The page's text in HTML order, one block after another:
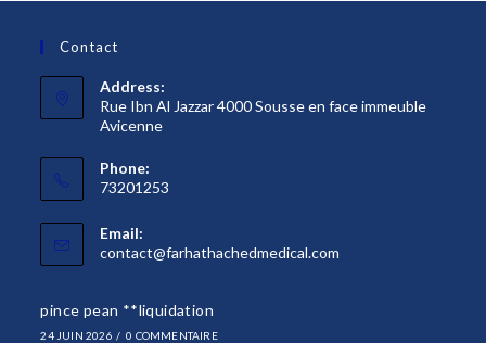
Contact
Address:
Rue Ibn Al Jazzar 4000 Sousse en face immeuble
Avicenne
Phone:
73201253
Email:
contact@farhathachedmedical.com
pince pean **liquidation
24 JUIN 2026 / 0 COMMENTAIRE